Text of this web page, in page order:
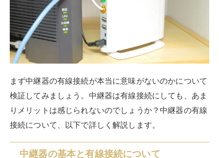
中継器の基本と有線接続について
まずは中継器の基本と有線接続について見ていきましょ
う。中継器というのは、無線LANのルーターから発信さ
い範囲に拡散します。
基本的に中継器の接続は無線です。ただ、有線接続が可
能な機器もあり、有線接続のほうが良いという意見もあ
いう意見もあり、賛否は分かれているのが現状です。